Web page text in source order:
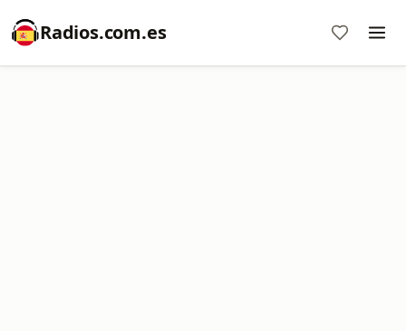
Radios.com.es